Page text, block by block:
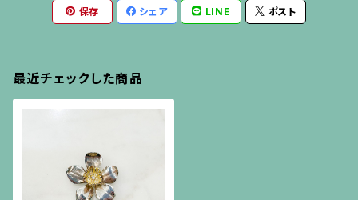
保存 シェア LINE ポスト
最近チェックした商品